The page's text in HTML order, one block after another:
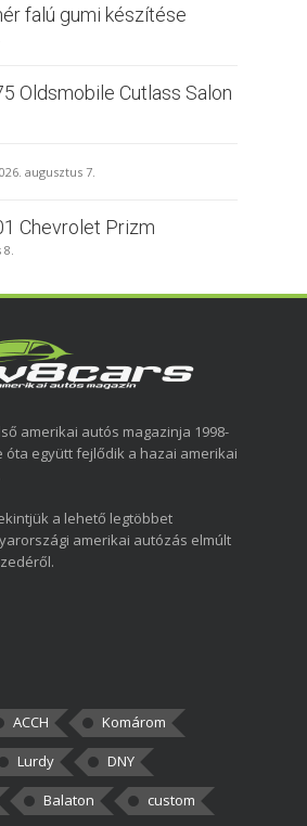
falú gumi készítése
Oldsmobile Cutlass Salon
augusztus 7.
Chevrolet Prizm
amerikai autós magazinja 1998-
óta együtt fejlődik a hazai amerikai
a lehető legtöbbet
amerikai autózás elmúlt
ACCH
Komárom
Lurdy
DNY
Balaton custom